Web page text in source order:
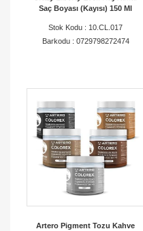
Saç Boyası (Kayısı) 150 Ml
Stok Kodu : 10.CL.017
Barkodu : 0729798272474
Artero Pigment Tozu Kahve